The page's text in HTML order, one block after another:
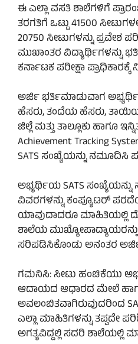
ಈ ಎಲ್ಲಾ ವಸತಿ ಶಾಲೆಗಳಿಗೆ
ತರಗತಿಗೆ ಒಟ್ಟು 41500
20750 ಸೀಟುಗಳನ್ನು ಪ್ರವೇಶ
ಮುಖಾಂತರ ವಿದ್ಯಾರ್ಥಿಗಳನ್ನು
ಕರ್ನಾಟಕ ಪರೀಕ್ಷಾ
ಅರ್ಜಿ ಭರ್ತಿಮಾಡುವಾಗ
ಹೆಸರು, ತಂದೆಯ ಹೆಸರು, ತಾಯಿಯ
ಜಿಲ್ಲೆ ಮತ್ತು ತಾಲ್ಲೂಕು ಹಾಗೂ
Achievement Tracking
SATS ಸಂಖ್ಯೆಯನ್ನು ನಮೂದಿಸಿ
ಅಭ್ಯರ್ಥಿಯ SATS
ವಿವರಗಳನ್ನು ಕಂಪ್ಯೂಟರ್
ಯಾವುದಾದರೂ ಮಾಹಿತಿಯಲ್ಲಿ
ಶಾಲೆಯ
ಸರಿಪಡಿಸಿಕೊಂಡು ಅನಂತರ ಅರ್ಜಿ
ಗಮನಿಸಿ: ಸೀಟು ಹಂಚಿಕೆಯು
ಆದಾಯದ ಆಧಾರದ ಮೇಲೆ
ಅವಲಂಬಿತವಾಗಿರುವುದರಿಂದ
ಎಲ್ಲಾ ಮಾಹಿತಿಗಳನ್ನು ತಪ್ಪದೇ
ಅಗತ್ಯವಿದ್ದಲ್ಲಿ ಸದರಿ ಶಾಲೆಯಲ್ಲಿ